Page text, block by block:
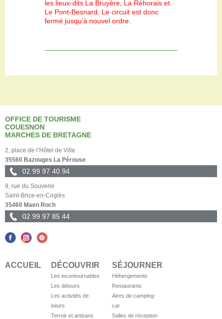
les lieux-dits La Bruyère, La Réhorais et
Le Pont-Besnard. Le circuit est donc
fermé jusqu’à nouvel ordre.
OFFICE DE TOURISME
COUESNON
MARCHES DE BRETAGNE
2, place de l’Hôtel de Ville
35560 Bazouges La Pérouse
02 99 97 40 94
9, rue du Souvenir
Saint-Brice-en-Coglès
35460 Maen Roch
02 99 97 85 44
ACCUEIL DÉCOUVRIR
Les incontournables
Les détours
Les activités de
loisirs
Terroir et artisans
SÉJOURNER
Hébergements
Restaurants
Aires de camping-
car
Salles de réception